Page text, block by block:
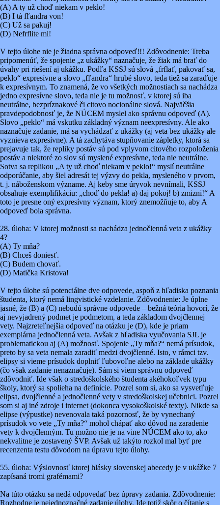
(A) A ty už choď niekam v peklo!
(B) I tá fľandra von!
(C) Už sa pakuj!
(D) Nefrflite mi!
V tejto úlohe nie je žiadna správna odpoveď!!! Zdôvodnenie: Treba
pripomenúť, že spojenie „z ukážky“ naznačuje, že žiak má brať do
úvahy pri riešení aj ukážku. Podľa KSSJ sú slová „frflať, pakovať sa,
peklo“ expresívne a slovo „fľandra“ hrubé slovo, teda tiež sa zaraďuje
k expresívnym. To znamená, že vo všetkých možnostiach sa nachádza
jedno expresívne slovo, teda nie je tu možnosť, v ktorej sú iba
neutrálne, bezpríznakové či citovo nocionálne slová. Najväčšia
pravdepodobnosť je, že NÚCEM myslel ako správnu odpoveď (A).
Slovo „peklo“ má vskutku základný význam neexpresívny. Ale ako
naznačuje zadanie, má sa vychádzať z ukážky (aj veta bez ukážky ale
vyznieva expresívne). A tá zachytáva stupňovanie zápletky, ktorá sa
prejavuje tak, že repliky postáv sú pod vplyvom citového rozpoloženia
postáv a niektoré zo slov sú myslené expresívne, teda nie neutrálne.
Sotva sa replikou „A ty už choď niekam v peklo!“ myslí neutrálne
odporúčanie, aby šiel adresát tej výzvy do pekla, mysleného v prvom,
t. j. náboženskom význame. Aj keby sme úryvok nevnímali, KSSJ
obsahuje exemplifikáciu: „choď do pekla! a) daj pokoj! b) zmizni!“ A
toto je presne oný expresívny význam, ktorý znemožňuje to, aby A
odpoveď bola správna.
28. úloha: V ktorej možnosti sa nachádza jednočlenná veta z ukážky
4?
(A) Ty mňa?
(B) Chceš doniesť.
(C) Budem chovať.
(D) Matička Kristova!
V tejto úlohe sú potenciálne dve odpovede, aspoň z hľadiska poznania
študenta, ktorý nemá lingvistické vzdelanie. Zdôvodnenie: Je úplne
jasné, že (B) a (C) nebudú správne odpovede – bežná teória hovorí, že
aj nevyjadrený podmet je podmetom, a teda základom dvojčlennej
vety. Najzreteľnejšia odpoveď na otázku je (D), kde je priam
exemplárna jednočlenná veta. Avšak z hľadiska vyučovania SJL je
problematickou aj (A) možnosť. Spojenie „Ty mňa?“ nemá prísudok,
preto by sa veta nemala zaradiť medzi dvojčlenné. Isto, v rámci tzv.
elipsy si vieme prísudok doplniť ľubovoľne alebo na základe ukážky
(čo však zadanie nenaznačuje). Sám si viem správnu odpoveď
zdôvodniť. Ide však o stredoškolského študenta akéhokoľvek typu
školy, ktorý sa spolieha na definície. Pozrel som si, ako sa vysvetľuje
elipsa, dvojčlenné a jednočlenné vety v stredoškolskej učebnici. Pozrel
som si aj iné zdroje i internet (dokonca vysokoškolské texty). Nikde sa
elipse (výpustke) nevenovala taká pozornosť, že by vynechaný
prísudok vo vete „Ty mňa?“ mohol chápať ako dôvod na zaradenie
vety k dvojčlenným. Tu možno nie je na vine NÚCEM ako to, ako
nekvalitne je zostavený ŠVP. Avšak už takýto rozkol mal byť pre
recenzenta testu dôvodom na úpravu tejto úlohy.
55. úloha: Výslovnosť ktorej hlásky slovenskej abecedy je v ukážke 7
zapísaná tromi grafémami?
Na túto otázku sa nedá odpovedať bez úpravy zadania. Zdôvodnenie:
Rozhodne je nejednoznačné zadanie úlohy. Ide totiž skôr o čítanie s